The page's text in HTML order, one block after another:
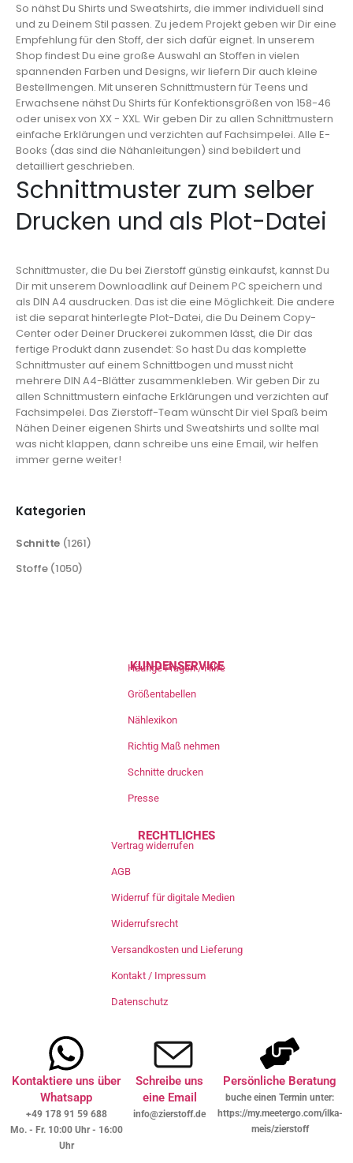
So nähst Du Shirts und Sweatshirts, die immer individuell sind
und zu Deinem Stil passen. Zu jedem Projekt geben wir Dir eine
Empfehlung für den Stoff, der sich dafür eignet. In unserem
Shop findest Du eine große Auswahl an Stoffen in vielen
spannenden Farben und Designs, wir liefern Dir auch kleine
Bestellmengen. Mit unseren Schnittmustern für Teens und
Erwachsene nähst Du Shirts für Konfektionsgrößen von 158-46
oder unisex von XX - XXL. Wir geben Dir zu allen Schnittmustern
einfache Erklärungen und verzichten auf Fachsimpelei. Alle E-
Books (das sind die Nähanleitungen) sind bebildert und
detailliert geschrieben.
Schnittmuster zum selber
Drucken und als Plot-Datei
Schnittmuster, die Du bei Zierstoff günstig einkaufst, kannst Du
Dir mit unserem Downloadlink auf Deinem PC speichern und
als DIN A4 ausdrucken. Das ist die eine Möglichkeit. Die andere
ist die separat hinterlegte Plot-Datei, die Du Deinem Copy-
Center oder Deiner Druckerei zukommen lässt, die Dir das
fertige Produkt dann zusendet: So hast Du das komplette
Schnittmuster auf einem Schnittbogen und musst nicht
mehrere DIN A4-Blätter zusammenkleben. Wir geben Dir zu
allen Schnittmustern einfache Erklärungen und verzichten auf
Fachsimpelei. Das Zierstoff-Team wünscht Dir viel Spaß beim
Nähen Deiner eigenen Shirts und Sweatshirts und sollte mal
was nicht klappen, dann schreibe uns eine Email, wir helfen
immer gerne weiter!
Kategorien
Schnitte (1261)
Stoffe (1050)
KUNDENSERVICE
Häufige Fragen / Hilfe
Größentabellen
Nählexikon
Richtig Maß nehmen
Schnitte drucken
Presse
RECHTLICHES
Vertrag widerrufen
AGB
Widerruf für digitale Medien
Widerrufsrecht
Versandkosten und Lieferung
Kontakt / Impressum
Datenschutz
Kontaktiere uns über
Whatsapp
+49 178 91 59 688
Mo. - Fr. 10:00 Uhr - 16:00
Uhr
Schreibe uns
eine Email
info@zierstoff.de
Persönliche Beratung
buche einen Termin unter:
https://my.meetergo.com/ilka-
meis/zierstoff